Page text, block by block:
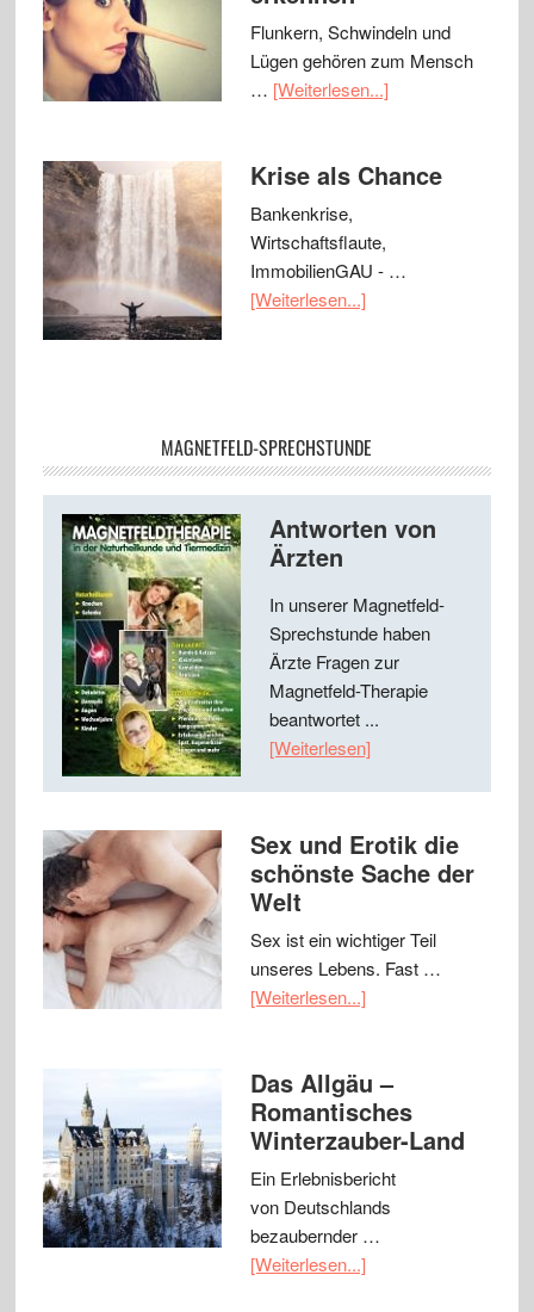
Flunkern, Schwindeln und
Lügen gehören zum Mensch
… [Weiterlesen...]
Krise als Chance
Bankenkrise,
Wirtschaftsflaute,
ImmobilienGAU - …
[Weiterlesen...]
MAGNETFELD-SPRECHSTUNDE
Antworten von
Ärzten
In unserer Magnetfeld-
Sprechstunde haben
Ärzte Fragen zur
Magnetfeld-Therapie
beantwortet ...
[Weiterlesen]
Sex und Erotik die
schönste Sache der
Welt
Sex ist ein wichtiger Teil
unseres Lebens. Fast …
[Weiterlesen...]
Das Allgäu –
Romantisches
Winterzauber-Land
Ein Erlebnisbericht
von Deutschlands
bezaubernder …
[Weiterlesen...]